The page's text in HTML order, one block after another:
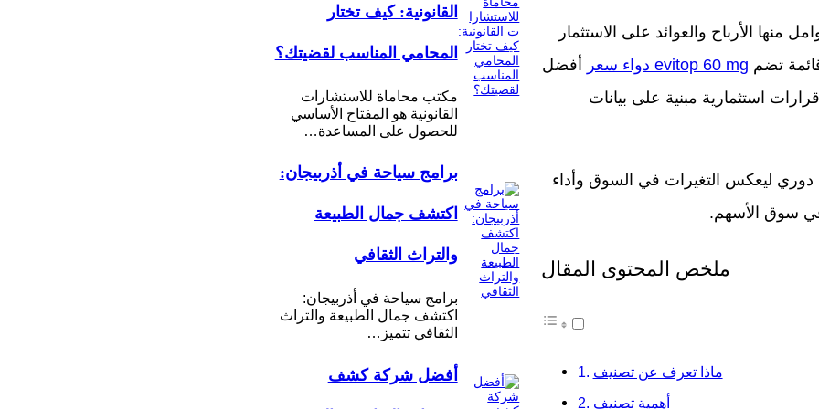
مؤشر إيفي توب 60 في عدة عوامل منها الأرباح والعوائد على الاستثمار
تضم evitop 60 mg دواء سعر
أفضل
استثمارية مبنية على بيانات
توب 60 يتم تحديثه بشكل دوري ليعكس التغيرات في السوق وأداء
في سوق الأسهم.
ملخص المحتوى المقال
ماذا تعرف عن تصنيف
أهمية تصنيف
القانونية: كيف تختار
المحامي المناسب لقضيتك؟
مكتب محاماة للاستشارات
القانونية هو المفتاح الأساسي
للحصول على المساعدة…
برامج سياحة في أذربيجان:
اكتشف جمال الطبيعة
والتراث الثقافي
برامج سياحة في أذربيجان:
اكتشف جمال الطبيعة والتراث
الثقافي تتميز…
أفضل شركة كشف